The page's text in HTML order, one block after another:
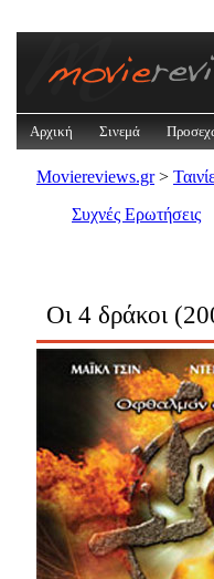
Αρχική Σινεμά
Moviereviews.gr >
Συχνές Ερωτήσεις
Οι 4 δράκοι